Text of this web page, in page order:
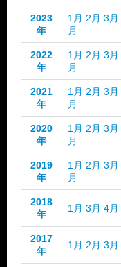
2023
年
1月 2月 3月
月
2022
年
1月 2月 3月
月
2021
年
1月 2月 3月
月
2020
年
1月 2月 3月
月
2019
年
1月 2月 3月
月
2018
年
1月 3月 4月
2017
年
1月 2月 3月